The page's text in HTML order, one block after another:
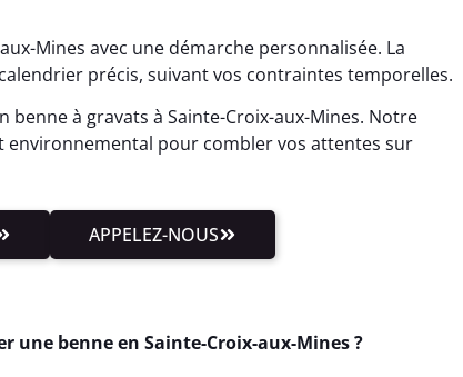
Mines avec une démarche personnalisée. La
précis, suivant vos contraintes temporelles.
benne à gravats à Sainte-Croix-aux-Mines. Notre
environnemental pour combler vos attentes sur
APPELEZ-NOUS
une benne en Sainte-Croix-aux-Mines ?